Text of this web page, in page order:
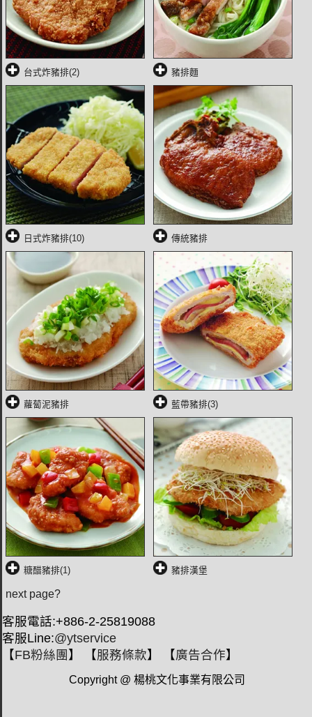
台式炸豬排(2) 豬排麵
日式炸豬排(10) 傳統豬排
蘿蔔泥豬排 藍帶豬排(3)
糖醋豬排(1) 豬排漢堡
next page?
客服電話:+886-2-25819088
客服Line:@ytservice
【FB粉絲團 】 【服務條款】 【廣告合作】
Copyright @ 楊桃文化事業有限公司